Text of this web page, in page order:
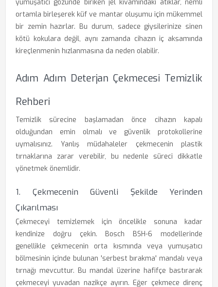
yumuşatıcı gözünde biriken jel kıvamındaki atıklar, nemli
ortamla birleşerek küf ve mantar oluşumu için mükemmel
bir zemin hazırlar. Bu durum, sadece giysilerinize sinen
kötü kokulara değil, aynı zamanda cihazın iç aksamında
kireçlenmenin hızlanmasına da neden olabilir.
Adım Adım Deterjan Çekmecesi Temizlik
Rehberi
Temizlik sürecine başlamadan önce cihazın kapalı
olduğundan emin olmalı ve güvenlik protokollerine
uymalısınız. Yanlış müdahaleler çekmecenin plastik
tırnaklarına zarar verebilir, bu nedenle süreci dikkatle
yönetmek önemlidir.
1. Çekmecenin Güvenli Şekilde Yerinden
Çıkarılması
Çekmeceyi temizlemek için öncelikle sonuna kadar
kendinize doğru çekin. Bosch BSH-6 modellerinde
genellikle çekmecenin orta kısmında veya yumuşatıcı
bölmesinin içinde bulunan 'serbest bırakma' mandalı veya
tırnağı mevcuttur. Bu mandal üzerine hafifçe bastırarak
çekmeceyi yuvadan nazikçe ayırın. Eğer çekmece direnç